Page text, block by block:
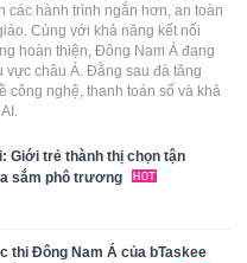
các hành trình ngắn hơn, an toàn
Cùng với khả năng kết nối
hoàn thiện, Đông Nam Á đang
châu Á. Đằng sau đà tăng
công nghệ, thanh toán số và khả
Giới trẻ thành thị chọn tận
sắm phô trương
thi Đông Nam Á của bTaskee